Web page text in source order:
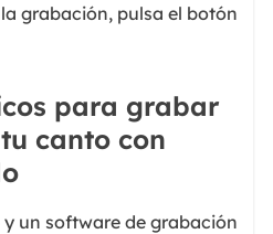
grabación, pulsa el botón
para grabar
canto con
un software de grabación